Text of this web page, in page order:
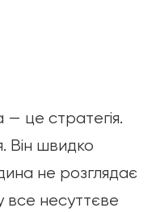
це стратегія.
Він швидко
не розглядає
все несуттєве